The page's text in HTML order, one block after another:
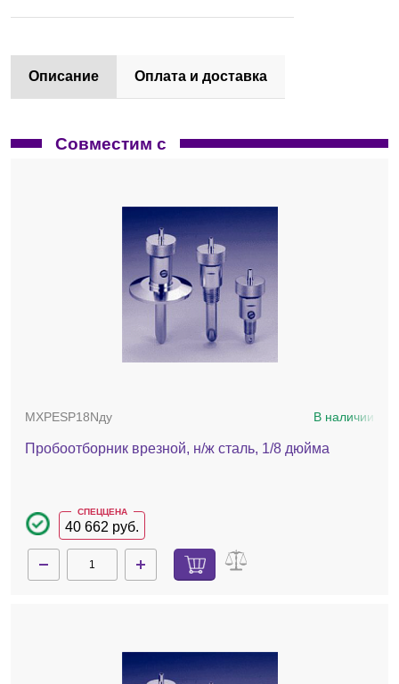
Описание Оплата и доставка
Совместим с
MXPESP18Nду В наличии
Пробоотборник врезной, н/ж сталь, 1/8 дюйма
СПЕЦЦЕНА
40 662 руб.